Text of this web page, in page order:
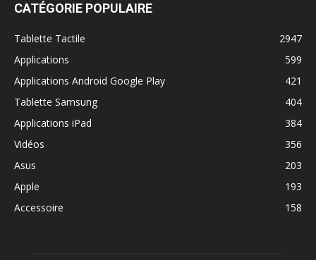
CATÉGORIE POPULAIRE
Tablette Tactile
2947
Applications
599
Applications Android Google Play
421
Tablette Samsung
404
Applications iPad
384
Vidéos
356
Asus
203
Apple
193
Accessoire
158